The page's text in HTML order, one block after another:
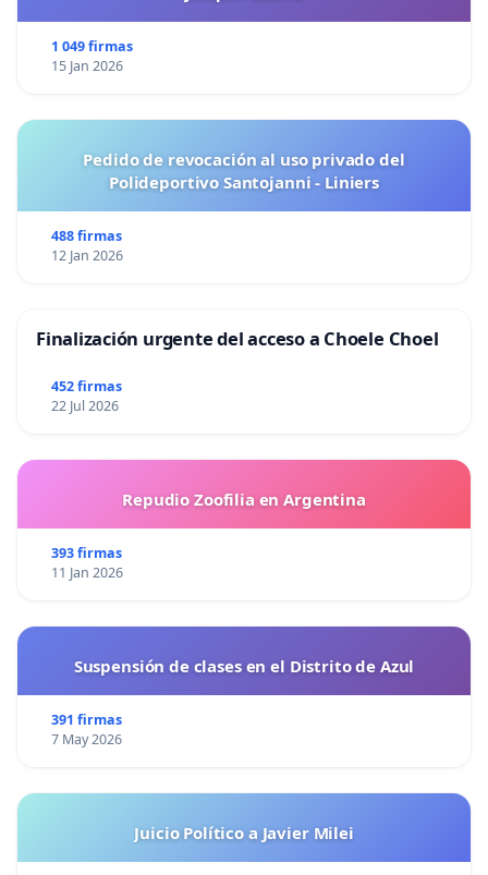
1 049 firmas
15 Jan 2026
Pedido de revocación al uso privado del
Polideportivo Santojanni - Liniers
488 firmas
12 Jan 2026
Finalización urgente del acceso a Choele Choel
452 firmas
22 Jul 2026
Repudio Zoofilia en Argentina
393 firmas
11 Jan 2026
Suspensión de clases en el Distrito de Azul
391 firmas
7 May 2026
Juicio Político a Javier Milei